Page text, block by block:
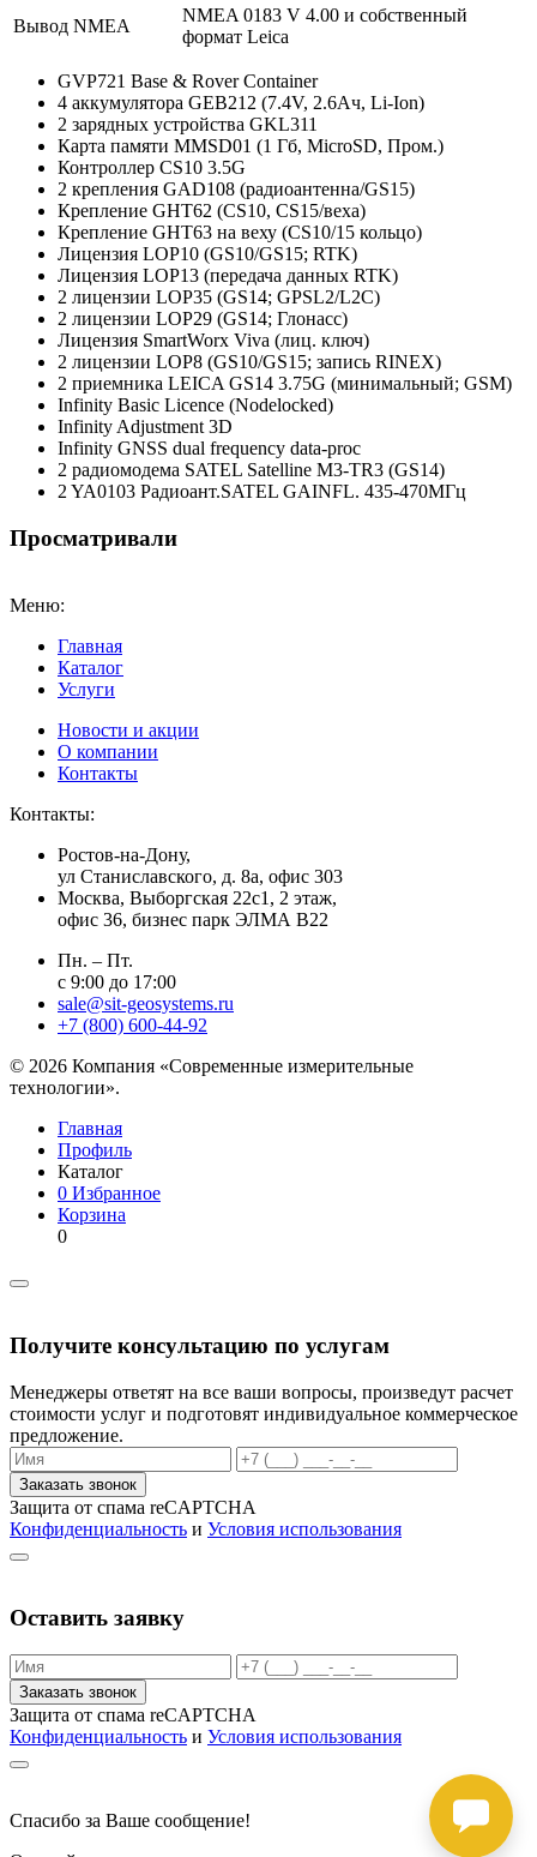
Вывод NMEA
NMEA 0183 V 4.00 и собственный
формат Leica
GVP721 Base & Rover Container
4 аккумулятора GEB212 (7.4V, 2.6Ач, Li-Ion)
2 зарядных устройства GKL311
Карта памяти MMSD01 (1 Гб, MicroSD, Пром.)
Контроллер CS10 3.5G
2 крепления GAD108 (радиоантенна/GS15)
Крепление GHT62 (CS10, CS15/веха)
Крепление GHT63 на веху (CS10/15 кольцо)
Лицензия LOP10 (GS10/GS15; RTK)
Лицензия LOP13 (передача данных RTK)
2 лицензии LOP35 (GS14; GPSL2/L2C)
2 лицензии LOP29 (GS14; Глонасс)
Лицензия SmartWorx Viva (лиц. ключ)
2 лицензии LOP8 (GS10/GS15; запись RINEX)
2 приемника LEICA GS14 3.75G (минимальный; GSM)
Infinity Basic Licence (Nodelocked)
Infinity Adjustment 3D
Infinity GNSS dual frequency data-proc
2 радиомодема SATEL Satelline M3-TR3 (GS14)
2 YA0103 Радиоант.SATEL GAINFL. 435-470МГц
Просматривали
Меню:
Главная
Каталог
Услуги
Новости и акции
О компании
Контакты
Контакты:
Ростов-на-Дону,
ул Станиславского, д. 8а, офис 303
Москва, Выборгская 22с1, 2 этаж,
офис 36, бизнес парк ЭЛМА В22
Пн. – Пт.
с 9:00 до 17:00
sale@sit-geosystems.ru
+7 (800) 600-44-92
© 2026 Компания «Современные измерительные
технологии».
Главная
Профиль
Каталог
0 Избранное
Корзина
0
Получите консультацию по услугам
Менеджеры ответят на все ваши вопросы, произведут расчет
стоимости услуг и подготовят индивидуальное коммерческое
предложение.
Заказать звонок
Защита от спама reCAPTCHA
Конфиденциальность и Условия использования
Оставить заявку
Заказать звонок
Защита от спама reCAPTCHA
Конфиденциальность и Условия использования
Спасибо за Ваше сообщение!